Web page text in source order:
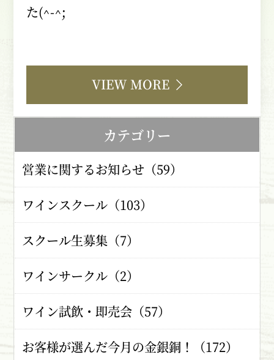
た(^-^;
VIEW MORE
カテゴリー
営業に関するお知らせ（59）
ワインスクール（103）
スクール生募集（7）
ワインサークル（2）
ワイン試飲・即売会（57）
お客様が選んだ今月の金銀銅！（172）